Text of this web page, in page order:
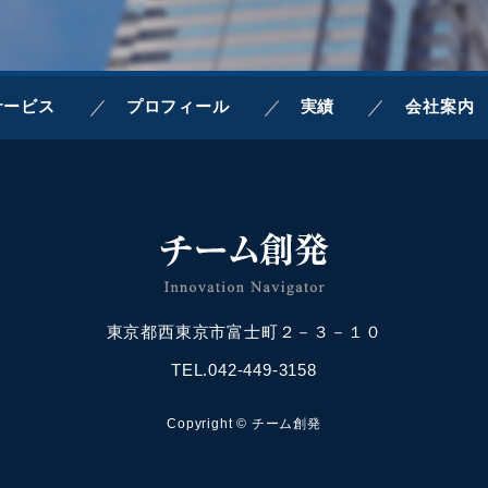
ービス プロフィール 実績 会社案内
東京都西東京市富士町２－３－１０
TEL.042-449-3158
Copyright © チーム創発